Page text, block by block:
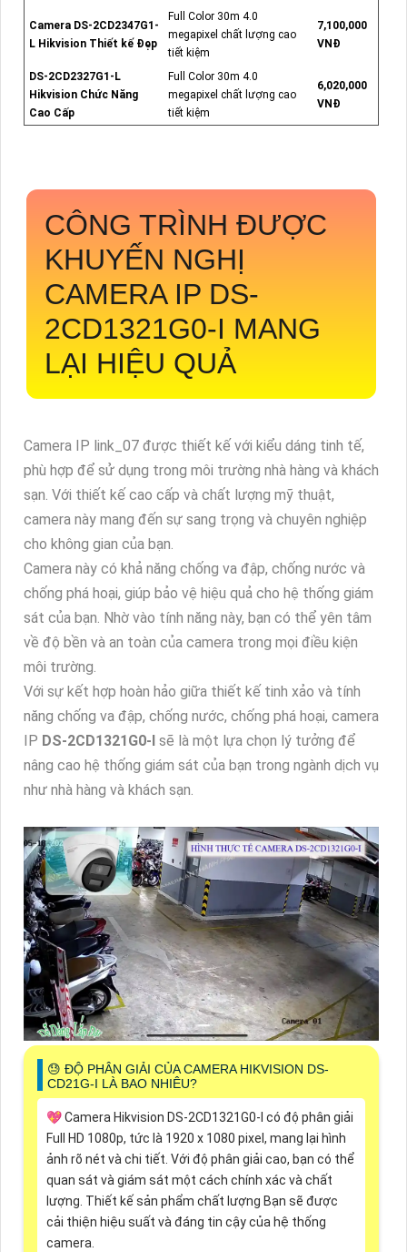
Camera DS-2CD2347G1-
L Hikvision Thiết kế Đẹp
Full Color 30m 4.0
megapixel chất lượng cao
tiết kiệm
7,100,000
VNĐ
DS-2CD2327G1-L
Hikvision Chức Năng
Cao Cấp
Full Color 30m 4.0
megapixel chất lượng cao
tiết kiệm
6,020,000
VNĐ
CÔNG TRÌNH ĐƯỢC
KHUYẾN NGHỊ
CAMERA IP DS-
2CD1321G0-I MANG
LẠI HIỆU QUẢ
Camera IP link_07 được thiết kế với kiểu dáng tinh tế,
phù hợp để sử dụng trong môi trường nhà hàng và khách
sạn. Với thiết kế cao cấp và chất lượng mỹ thuật,
camera này mang đến sự sang trọng và chuyên nghiệp
cho không gian của bạn.
Camera này có khả năng chống va đập, chống nước và
chống phá hoại, giúp bảo vệ hiệu quả cho hệ thống giám
sát của bạn. Nhờ vào tính năng này, bạn có thể yên tâm
về độ bền và an toàn của camera trong mọi điều kiện
môi trường.
Với sự kết hợp hoàn hảo giữa thiết kế tinh xảo và tính
năng chống va đập, chống nước, chống phá hoại, camera
IP DS-2CD1321G0-I sẽ là một lựa chọn lý tưởng để
nâng cao hệ thống giám sát của bạn trong ngành dịch vụ
như nhà hàng và khách sạn.
😓 ĐỘ PHÂN GIẢI CỦA CAMERA HIKVISION DS-
CD21G-I LÀ BAO NHIÊU?
💖 Camera Hikvision DS-2CD1321G0-I có độ phân giải
Full HD 1080p, tức là 1920 x 1080 pixel, mang lại hình
ảnh rõ nét và chi tiết. Với độ phân giải cao, bạn có thể
quan sát và giám sát một cách chính xác và chất
lượng. Thiết kế sản phẩm chất lượng Bạn sẽ được
cải thiện hiệu suất và đáng tin cậy của hệ thống
camera.